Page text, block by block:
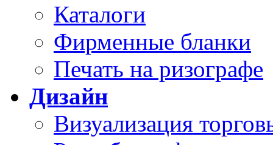
Каталоги
Фирменные бланки
Печать на ризографе
Дизайн
Визуализация